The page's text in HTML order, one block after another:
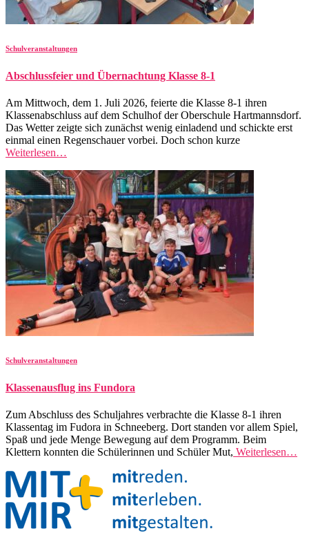
Schulveranstaltungen
Abschlussfeier und Übernachtung Klasse 8-1
Am Mittwoch, dem 1. Juli 2026, feierte die Klasse 8-1 ihren
Klassenabschluss auf dem Schulhof der Oberschule Hartmannsdorf.
Das Wetter zeigte sich zunächst wenig einladend und schickte erst
einmal einen Regenschauer vorbei. Doch schon kurze
Weiterlesen…
Schulveranstaltungen
Klassenausflug ins Fundora
Zum Abschluss des Schuljahres verbrachte die Klasse 8-1 ihren
Klassentag im Fudora in Schneeberg. Dort standen vor allem Spiel,
Spaß und jede Menge Bewegung auf dem Programm. Beim
Klettern konnten die Schülerinnen und Schüler Mut, Weiterlesen…